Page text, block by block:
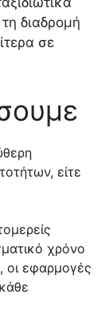
διαδρομή
σε
είτε
χρόνο
οι εφαρμογές